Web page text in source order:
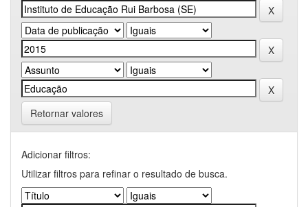
Retornar valores
Adicionar filtros:
Utilizar filtros para refinar o resultado de busca.